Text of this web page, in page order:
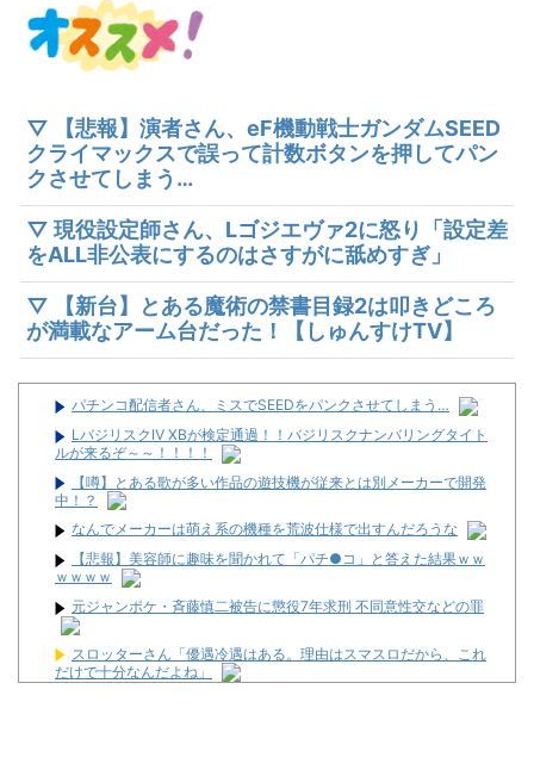
▽ 【悲報】演者さん、eF機動戦士ガンダムSEED
クライマックスで誤って計数ボタンを押してパン
クさせてしまう…
▽ 現役設定師さん、Lゴジエヴァ2に怒り「設定差
をALL非公表にするのはさすがに舐めすぎ」
▽ 【新台】とある魔術の禁書目録2は叩きどころ
が満載なアーム台だった！【しゅんすけTV】
パチンコ配信者さん、ミスでSEEDをパンクさせてしまう…
LバジリスクⅣ XBが検定通過！！バジリスクナンバリングタイト
ルが来るぞ～～！！！！
【噂】とある歌が多い作品の遊技機が従来とは別メーカーで開発
中！？
なんでメーカーは萌え系の機種を荒波仕様で出すんだろうな
【悲報】美容師に趣味を聞かれて「パチ●コ」と答えた結果ｗｗ
ｗｗｗｗ
元ジャンポケ・斉藤慎二被告に懲役7年求刑 不同意性交などの罪
スロッターさん「優遇冷遇はある。理由はスマスロだから、これ
だけで十分なんだよね」